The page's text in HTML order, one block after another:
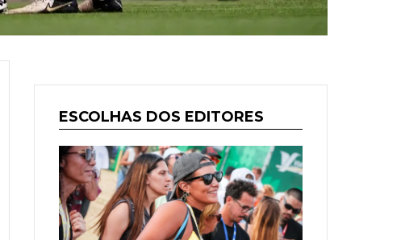
ESCOLHAS DOS EDITORES